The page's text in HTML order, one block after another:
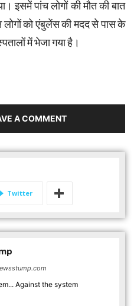
इसमें पांच लोगों की मौत की बात
को एंबुलेंस की मदद से पास के
में भेजा गया है।
A COMMENT
Twitter
Against the system